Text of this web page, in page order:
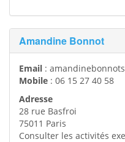
Amandine Bonnot
Email :
Mobile : 06 15 27 40 58
Adresse
28 rue Basfroi
75011 Paris
Consulter les activités